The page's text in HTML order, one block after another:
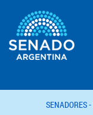
SENADORES -